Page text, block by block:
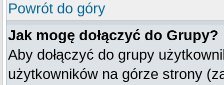
Powrót do góry
Jak mogę dołączyć do Grupy?
Aby dołączyć do grupy
użytkowników na górze strony